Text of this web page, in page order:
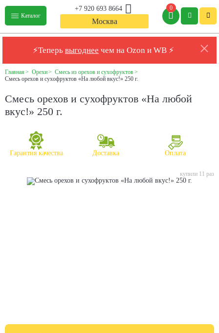
Каталог
Москва
+7 920 693 8664 0
⚡Теперь выгоднее чем на Ozon и WB ⚡
Главная Орехи
Смесь из орехов и сухофруктов
Смесь орехов и сухофруктов «На любой вкус!» 250 г.
Смесь орехов и сухофруктов «На любой
вкус!» 250 г.
Гарантия качества Доставка Оплата
купили 11 раз